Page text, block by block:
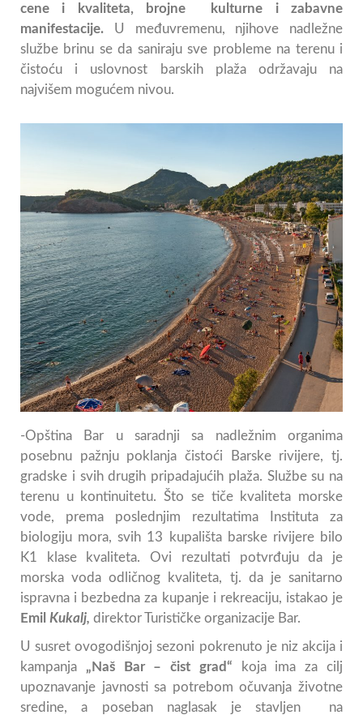
cene i kvaliteta, brojne kulturne i zabavne
manifestacije. U međuvremenu, njihove nadležne
službe brinu se da saniraju sve probleme na terenu i
čistoću i uslovnost barskih plaža održavaju na
najvišem mogućem nivou.
-Opština Bar u saradnji sa nadležnim organima
posebnu pažnju poklanja čistoći Barske rivijere, tj.
gradske i svih drugih pripadajućih plaža. Službe su na
terenu u kontinuitetu. Što se tiče kvaliteta morske
vode, prema poslednjim rezultatima Instituta za
biologiju mora, svih 13 kupališta barske rivijere bilo
K1 klase kvaliteta. Ovi rezultati potvrđuju da je
morska voda odličnog kvaliteta, tj. da je sanitarno
ispravna i bezbedna za kupanje i rekreaciju, istakao je
Emil Kukalj, direktor Turističke organizacije Bar.
U susret ovogodišnjoj sezoni pokrenuto je niz akcija i
kampanja „Naš Bar – čist grad“ koja ima za cilj
upoznavanje javnosti sa potrebom očuvanja životne
sredine, a poseban naglasak je stavljen na